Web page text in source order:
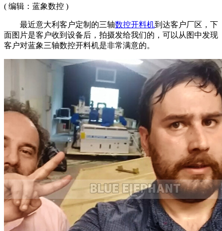
( 编辑：蓝象数控 )
最近意大利客户定制的三轴数控开料机到达客户厂区，下
面图片是客户收到设备后，拍摄发给我们的，可以从图中发现
客户对蓝象三轴数控开料机是非常满意的。